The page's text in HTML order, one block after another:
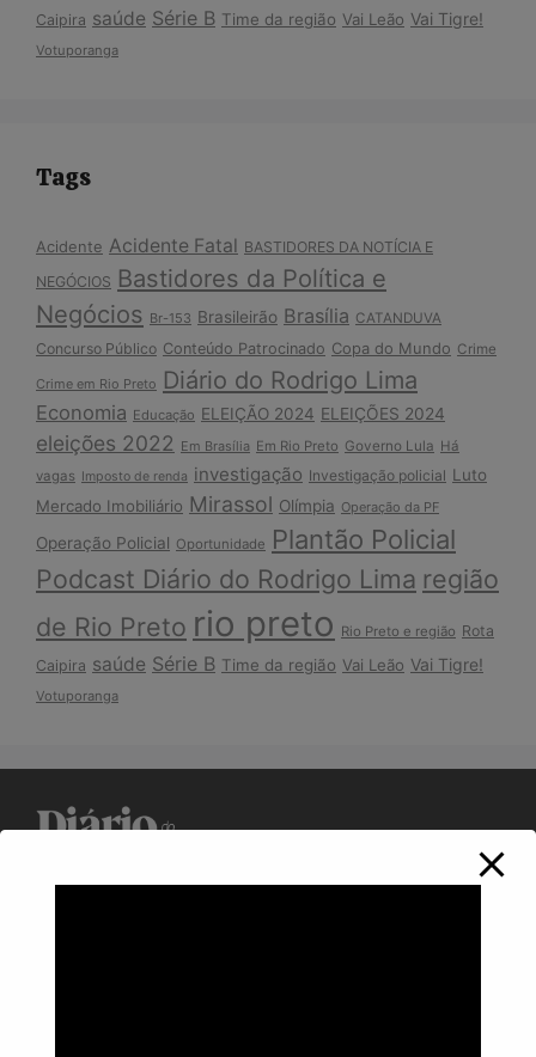
Caipira saúde Série B Time da região Vai Leão Vai Tigre!
Votuporanga
Tags
Acidente Acidente Fatal BASTIDORES DA NOTÍCIA E
NEGÓCIOS Bastidores da Política e
Negócios Br-153 Brasileirão Brasília CATANDUVA
Concurso Público Conteúdo Patrocinado Copa do Mundo Crime
Crime em Rio Preto Diário do Rodrigo Lima
Economia Educação ELEIÇÃO 2024 ELEIÇÕES 2024
eleições 2022 Em Brasília Em Rio Preto Governo Lula Há
vagas Imposto de renda investigação Investigação policial Luto
Mercado Imobiliário Mirassol Olímpia Operação da PF
Operação Policial Oportunidade Plantão Policial
Podcast Diário do Rodrigo Lima região
de Rio Preto rio preto Rio Preto e região Rota
Caipira saúde Série B Time da região Vai Leão Vai Tigre!
Votuporanga